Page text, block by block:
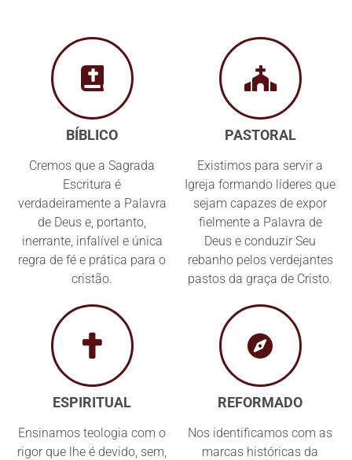
BÍBLICO
Cremos que a Sagrada
Escritura é
verdadeiramente a Palavra
de Deus e, portanto,
inerrante, infalível e única
regra de fé e prática para o
cristão.
PASTORAL
Existimos para servir a
Igreja formando líderes que
sejam capazes de expor
fielmente a Palavra de
Deus e conduzir Seu
rebanho pelos verdejantes
pastos da graça de Cristo.
ESPIRITUAL
Ensinamos teologia com o
rigor que lhe é devido, sem,
REFORMADO
Nos identificamos com as
marcas históricas da